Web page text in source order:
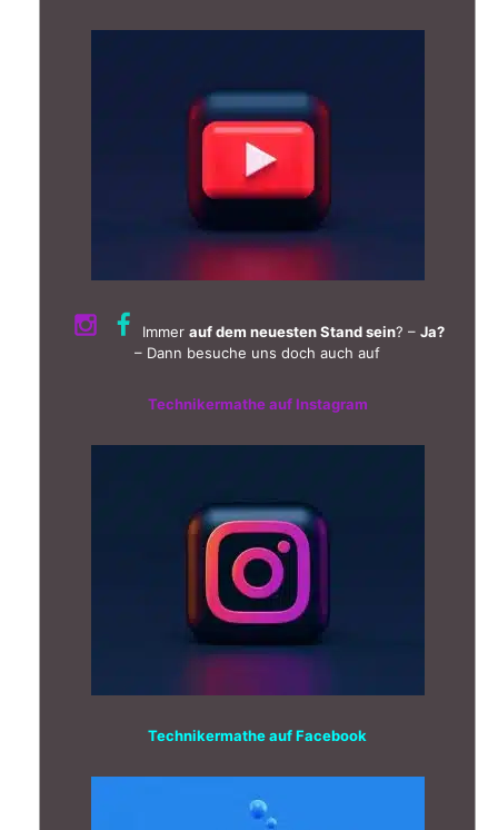
Immer auf dem neuesten Stand sein? – Ja?
– Dann besuche uns doch auch auf
Technikermathe auf Instagram
Technikermathe auf Facebook